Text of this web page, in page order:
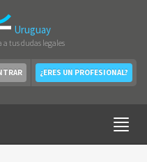
Uruguay
a tus dudas legales
¿ERES UN PROFESIONAL?